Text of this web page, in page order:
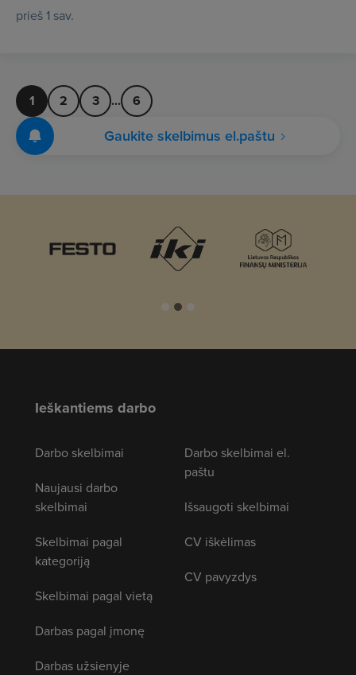
prieš 1 sav.
1 2 3 ... 6
Gaukite skelbimus el.paštu
Ieškantiems darbo
Darbo skelbimai
Naujausi darbo
skelbimai
Skelbimai pagal
kategoriją
Skelbimai pagal vietą
Darbas pagal įmonę
Darbas užsienyje
Darbo skelbimai el.
paštu
Išsaugoti skelbimai
CV iškėlimas
CV pavyzdys